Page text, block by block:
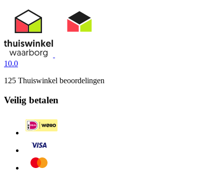
10.0
125 Thuiswinkel beoordelingen
Veilig betalen